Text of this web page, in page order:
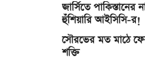
জার্সিতে
হুঁশিয়ারি আইসিসি-র!
সৌরভের মত মাঠে
শক্তি